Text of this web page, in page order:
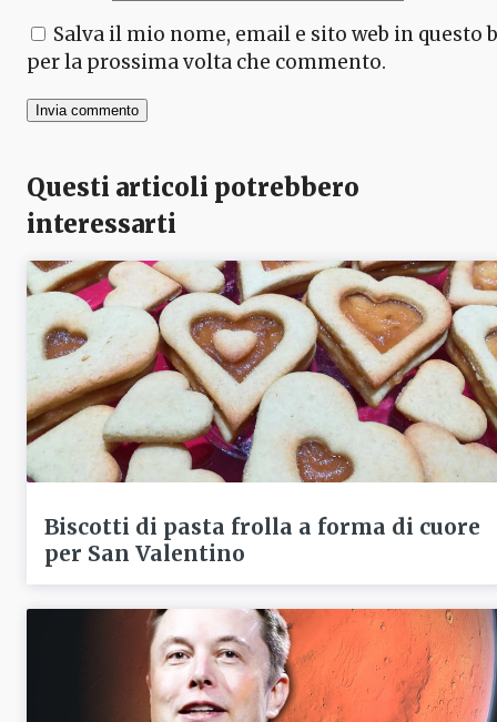
Salva il mio nome, email e sito web in questo
per la prossima volta che commento.
Questi articoli potrebbero
interessarti
Biscotti di pasta frolla a forma di cuore
per San Valentino